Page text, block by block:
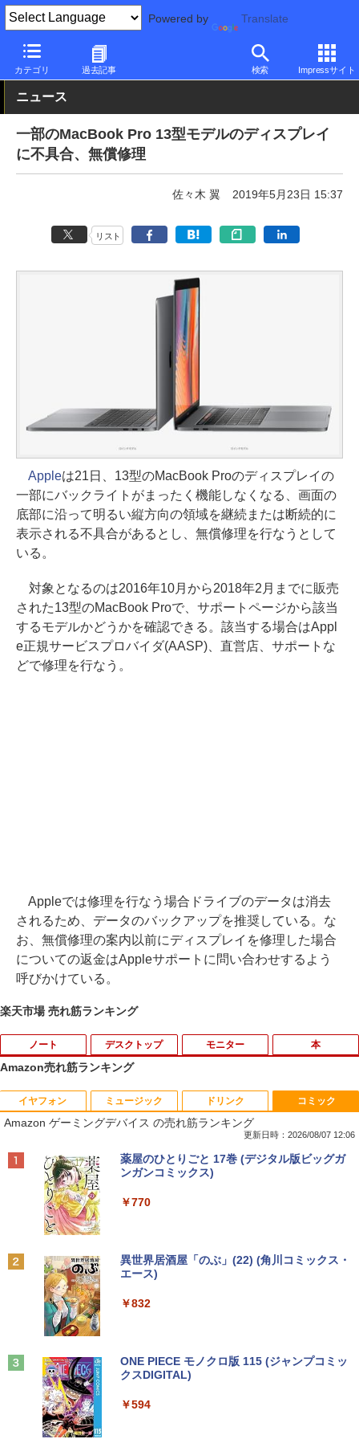
Powered by Translate
カテゴリ 過去記事 検索 Impressサイト
PC Watch パソコン/タブレット/スマートフォン ノートパソコン
ニュース
一部のMacBook Pro 13型モデルのディスプレイ
に不具合、無償修理
佐々木 翼 2019年5月23日 15:37
リスト
Appleは21日、13型のMacBook Proのディスプレイの
一部にバックライトがまったく機能しなくなる、画面の
底部に沿って明るい縦方向の領域を継続または断続的に
表示される不具合があるとし、無償修理を行なうとして
いる。
対象となるのは2016年10月から2018年2月までに販売
された13型のMacBook Proで、サポートページから該当
するモデルかどうかを確認できる。該当する場合はAppl
e正規サービスプロバイダ(AASP)、直営店、サポートな
どで修理を行なう。
Appleでは修理を行なう場合ドライブのデータは消去
されるため、データのバックアップを推奨している。な
お、無償修理の案内以前にディスプレイを修理した場合
についての返金はAppleサポートに問い合わせするよう
呼びかけている。
楽天市場 売れ筋ランキング
ノート
1
8月5日限定10倍＆抽選10000P！｜高性
能ノートパソコン富士通 ライフブック A
579/749 Windows11 第八世代Corei5 1
D256GB DVD内蔵【カメラ、テンキー選
べる】ノートパソコン オフィス付き Mic
料無料
e CF-SV8 軽量化 12.1インチWUXGA(19
2019 搭載・送料無料
デスクトップ
1
【マラソンP5倍/10%オフクーポン】中古
ディスクトップパソコン Windows11 Of
fice付き デル Dell OptiPlex 3050 SFF
SD128GB/256GB DVD搭載 初期設定済
み 送料無料 保証付き
￥15,800
中古デスクトップDell Optiplex 3070 SF
F 3070-3070SF 【中古】 Dell Optiplex
11 Pro 64bit Dell Optiplex 3070 SFF 中
【中古・Aランク】富士通 ESPRIMO D5
モニター
1
【公式・メーカー直販・送料無料】モニ
ター 新品 フルHD HP Series 3 Pro 322p
e 21.45インチFHDモニター IPS 21.5型
S5 Switch 3年保証 転送不可 (型番：AK2
F1UT）
￥11,280
モニター 23.8インチ 144Hz FHD pcモニ
ター フリッカーレス FullHD ブルーライ
144hz pcモニター Adaptive-Sync ブラ
￥10,980
本
1
ゼンリン住宅地図 B4判 東京都 東京都港
区 発行年月202604 13103011I
￥25,740
￥594
￥26,400
Amazon売れ筋ランキング
イヤフォン
Anker Soundcore P40i オフホワイト
Anker Soundcore P31i ブラック
Anker Soundcore Liberty 5 ミッドナイトブ
ラック
￥14,990
ミュージック
BRUCE WAYNE feat. Flo Milli, ATL Jacob
[Explicit]
￥250
BRUCE WAYNE feat. Flo Milli, ATL Jacob
[Explicit]
￥250
On My Road (Stadium ver.)
ドリンク
【Amazon.co.jp限定】 い・ろ・は・す 2L P
ET ラベルレス ×8本
￥1,112
by Amazon 天然水 ラベルレス 500ml ×24本
富士山の天然水 バナジウム含有 水 ミネラル
ットル (Smart Basic)
by Amazon 天然水ラベルレス 2L×9本
￥1,117
コミック
Amazon ゲーミングデバイス の売れ筋ランキング
更新日時：2026/08/07 12:06
薬屋のひとりごと 17巻 (デジタル版ビッグガ
ンガンコミックス)
￥770
異世界居酒屋「のぶ」(22) (角川コミックス・
エース)
￥832
ONE PIECE モノクロ版 115 (ジャンプコミッ
クスDIGITAL)
￥594